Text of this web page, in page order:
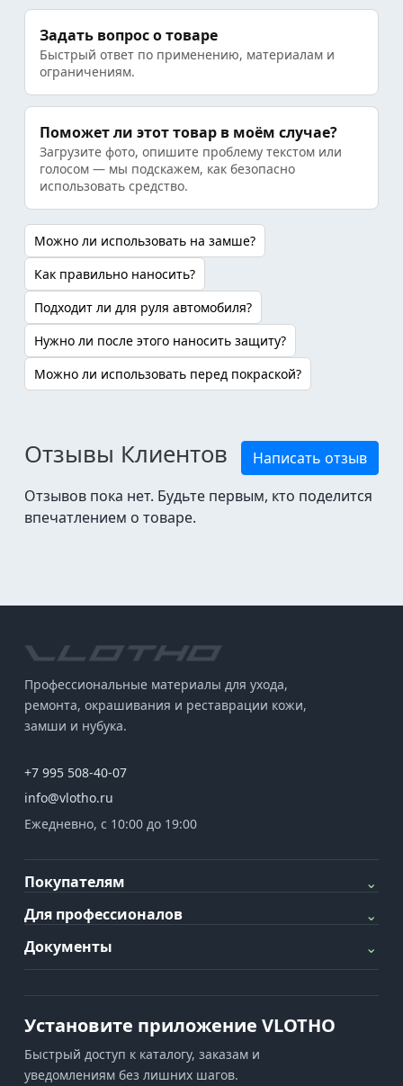
Задать вопрос о товаре
Быстрый ответ по применению, материалам и
ограничениям.
Поможет ли этот товар в моём случае?
Загрузите фото, опишите проблему текстом или
голосом — мы подскажем, как безопасно
использовать средство.
Можно ли использовать на замше?
Как правильно наносить?
Подходит ли для руля автомобиля?
Нужно ли после этого наносить защиту?
Можно ли использовать перед покраской?
Отзывы Клиентов
Написать отзыв
Отзывов пока нет. Будьте первым, кто поделится
впечатлением о товаре.
Профессиональные материалы для ухода,
ремонта, окрашивания и реставрации кожи,
замши и нубука.
+7 995 508-40-07
info@vlotho.ru
Ежедневно, с 10:00 до 19:00
Покупателям
⌄
Для профессионалов
⌄
Документы
⌄
Установите приложение VLOTHO
Быстрый доступ к каталогу, заказам и
уведомлениям без лишних шагов.